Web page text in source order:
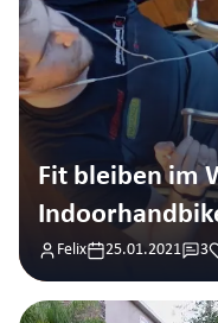
Fit bleiben im
Felix 25.01.2021 3